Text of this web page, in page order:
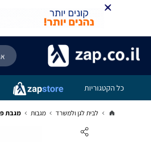
כל הקטגוריות
לבית לגן ולמשרד מגבות מגבת